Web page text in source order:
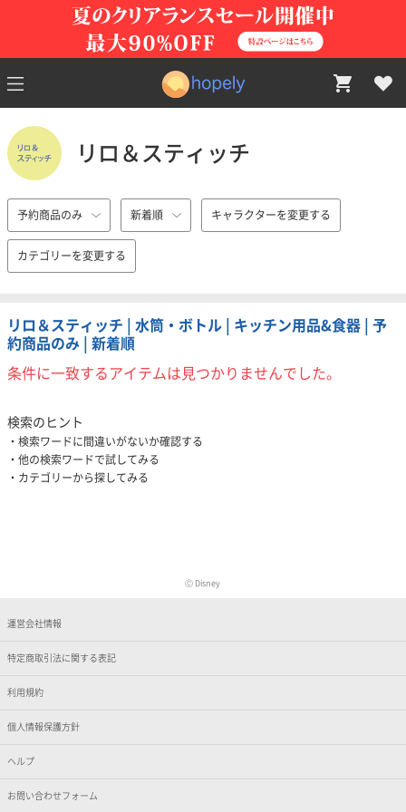
リロ＆スティッチ
予約商品のみ 新着順 キャラクターを変更する
カテゴリーを変更する
リロ＆スティッチ | 水筒・ボトル | キッチン用品&食器 | 予
約商品のみ | 新着順
条件に一致するアイテムは見つかりませんでした。
検索のヒント
検索ワードに間違いがないか確認する
他の検索ワードで試してみる
カテゴリーから探してみる
Ⓒ Disney
運営会社情報
特定商取引法に関する表記
利用規約
個人情報保護方針
ヘルプ
お問い合わせフォーム